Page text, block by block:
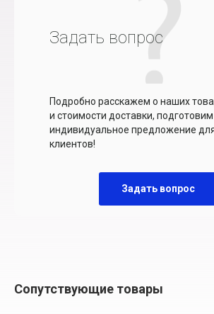
Задать вопрос
Подробно расскажем о наших
и стоимости доставки, подготовим
индивидуальное предложение
клиентов!
Задать вопрос
Сопутствующие товары